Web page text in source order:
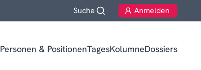
Suche Anmelden
Personen & PositionenTagesKolumneDossiers